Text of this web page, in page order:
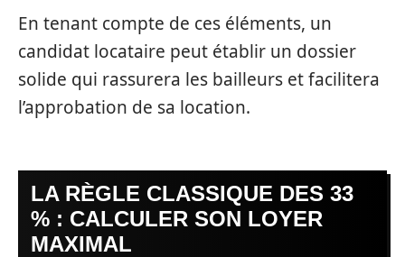
En tenant compte de ces éléments, un
candidat locataire peut établir un dossier
solide qui rassurera les bailleurs et facilitera
l’approbation de sa location.
LA RÈGLE CLASSIQUE DES 33
% : CALCULER SON LOYER
MAXIMAL